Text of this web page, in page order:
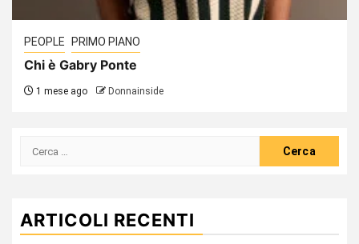
PEOPLE PRIMO PIANO
Chi è Gabry Ponte
1 mese ago Donnainside
Ricerca
ARTICOLI RECENTI